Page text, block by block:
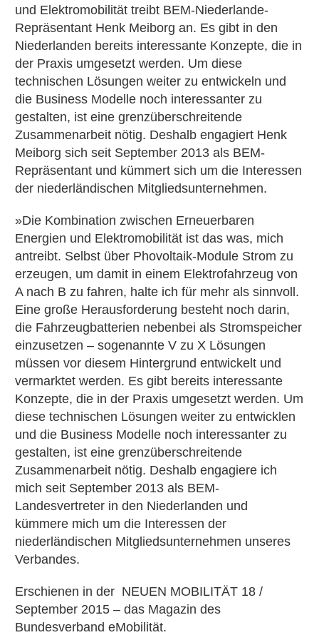
und Elektromobilität treibt BEM-Niederlande-
Repräsentant Henk Meiborg an. Es gibt in den
Niederlanden bereits interessante Konzepte, die in
der Praxis umgesetzt werden. Um diese
technischen Lösungen weiter zu entwickeln und
die Business Modelle noch interessanter zu
gestalten, ist eine grenzüberschreitende
Zusammenarbeit nötig. Deshalb engagiert Henk
Meiborg sich seit September 2013 als BEM-
Repräsentant und kümmert sich um die Interessen
der niederländischen Mitgliedsunternehmen.
»Die Kombination zwischen Erneuerbaren
Energien und Elektromobilität ist das was, mich
antreibt. Selbst über Phovoltaik-Module Strom zu
erzeugen, um damit in einem Elektrofahrzeug von
A nach B zu fahren, halte ich für mehr als sinnvoll.
Eine große Herausforderung besteht noch darin,
die Fahrzeugbatterien nebenbei als Stromspeicher
einzusetzen – sogenannte V zu X Lösungen
müssen vor diesem Hintergrund entwickelt und
vermarktet werden. Es gibt bereits interessante
Konzepte, die in der Praxis umgesetzt werden. Um
diese technischen Lösungen weiter zu entwicklen
und die Business Modelle noch interessanter zu
gestalten, ist eine grenzüberschreitende
Zusammenarbeit nötig. Deshalb engagiere ich
mich seit September 2013 als BEM-
Landesvertreter in den Niederlanden und
kümmere mich um die Interessen der
niederländischen Mitgliedsunternehmen unseres
Verbandes.
Erschienen in der NEUEN MOBILITÄT 18 /
September 2015 – das Magazin des
Bundesverband eMobilität.